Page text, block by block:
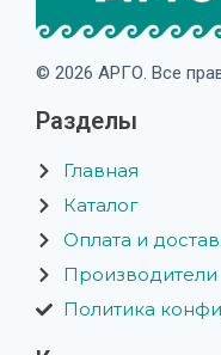
© 2026 АРГО. Все
Разделы
Главная
Каталог
Оплата и
Производители
Политика